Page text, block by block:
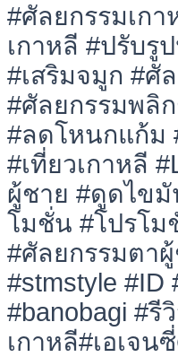
#ศัลยกรรมเก
เกาหลี #ปรับรู
#เสริมจมูก #ศั
#ศัลยกรรมพลิ
#ลดโหนกแก้ม
#เที่ยวเกาหลี
ผู้ชาย #ดูดไขมั
โมชั่น #โปรโม
#ศัลยกรรมตา
#stmstyle #ID
#banobagi #รี
เกาหลี#เอเจน